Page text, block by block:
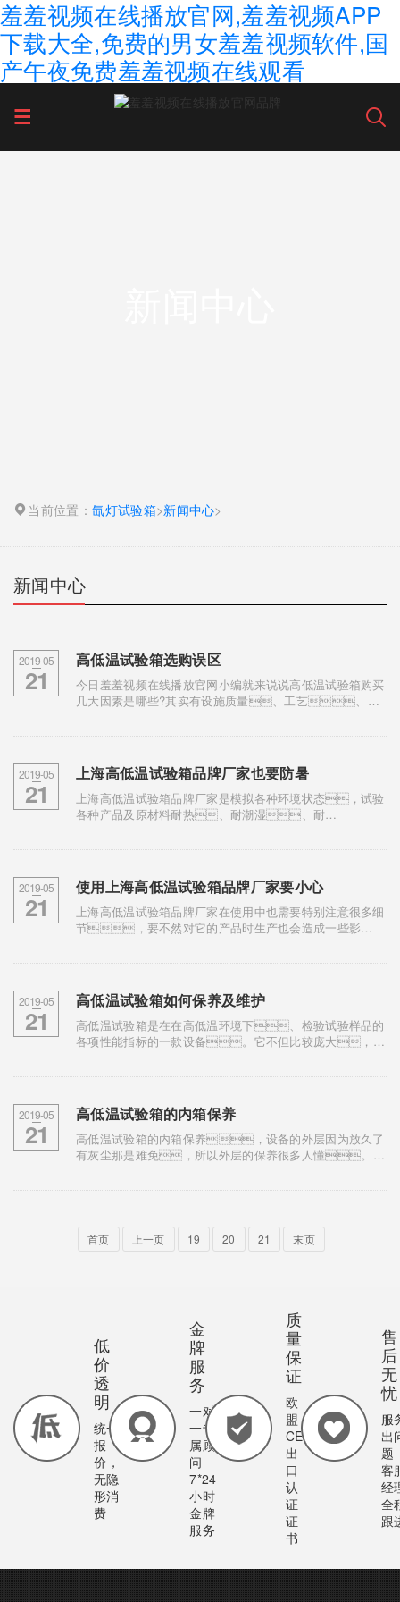
羞羞视频在线播放官网,羞羞视频APP
下载大全,免费的男女羞羞视频软件,国
产午夜免费羞羞视频在线观看
当前位置：氙灯试验箱>新闻中心>
新闻中心
2019-05
21
高低温试验箱选购误区
今日羞羞视频在线播放官网小编就来说说高低温试验箱购买
几大因素是哪些?其实有设施质量、工艺、价
2019-05
21
上海高低温试验箱品牌厂家也要防暑
上海高低温试验箱品牌厂家是模拟各种环境状态，试验
各种产品及原材料耐热、耐潮湿、耐
2019-05
21
使用上海高低温试验箱品牌厂家要小心
上海高低温试验箱品牌厂家在使用中也需要特别注意很多细
节，要不然对它的产品时生产也会造成一些影
2019-05
21
高低温试验箱如何保养及维护
高低温试验箱是在在高低温环境下、检验试验样品的
各项性能指标的一款设备。它不但比较庞大，而
2019-05
21
高低温试验箱的内箱保养
高低温试验箱的内箱保养，设备的外层因为放久了
有灰尘那是难免，所以外层的保养很多人懂。内
首页 上一页 19 20 21 末页
低
价
透
明
统一
报
价，
无隐
形消
费
金
牌
服
务
一对
一专
属顾
问
7*24
小时
金牌
服务
质
量
保
证
欧
盟
CE
出
口
认
证
证
书
售
后
无
忧
服
出
题
客
经
全
跟